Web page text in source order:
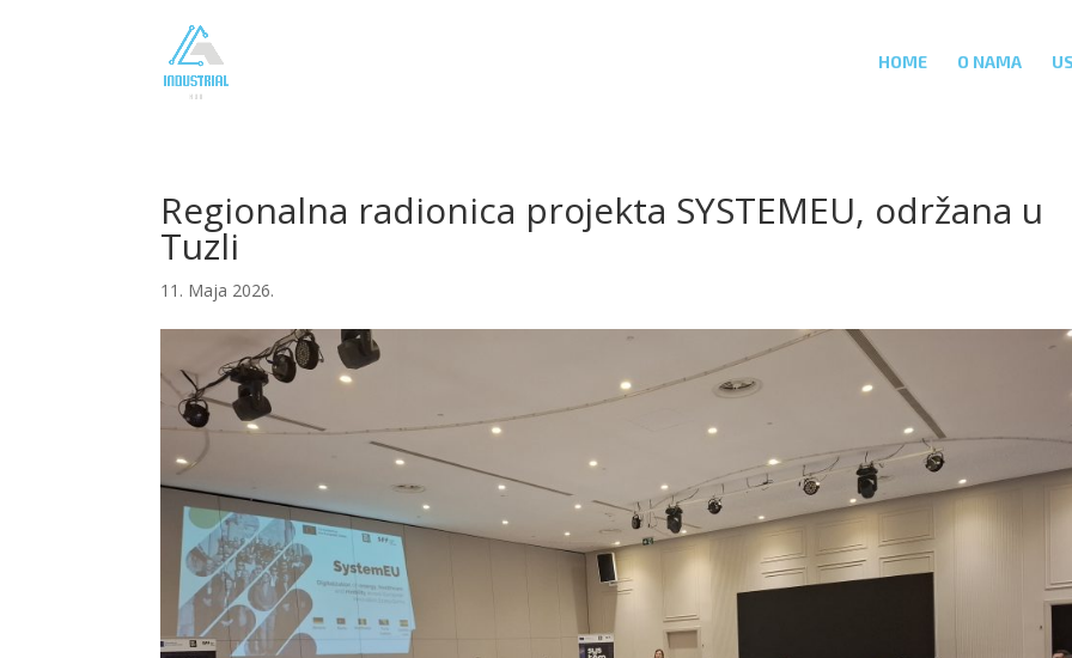
HOME O NAMA
Regionalna radionica projekta SYSTEMEU, održana u
Tuzli
11. Maja 2026.